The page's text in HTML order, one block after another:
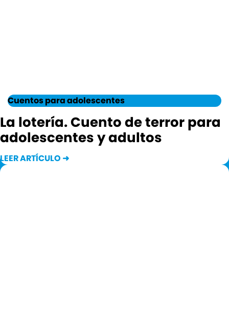
Cuentos para adolescentes
La lotería. Cuento de terror para
adolescentes y adultos
LEER ARTÍCULO ➜